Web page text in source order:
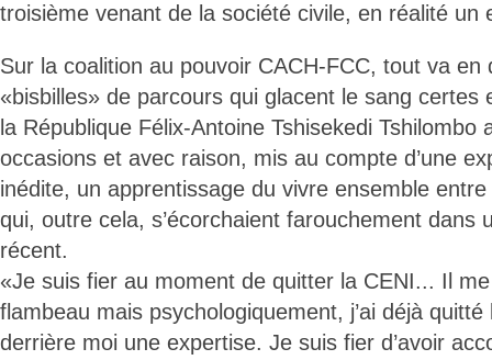
troisième venant de la société civile, en réalité un
Sur la coalition au pouvoir CACH-FCC, tout va en
«bisbilles» de parcours qui glacent le sang certes
la République Félix-Antoine Tshisekedi Tshilombo
occasions et avec raison, mis au compte d’une
inédite, un apprentissage du vivre ensemble
qui, outre cela, s’écorchaient farouchement dans
récent.
«Je suis fier au moment de quitter la CENI... Il
flambeau mais psychologiquement, j’ai déjà
derrière moi une expertise. Je suis fier d’avoir